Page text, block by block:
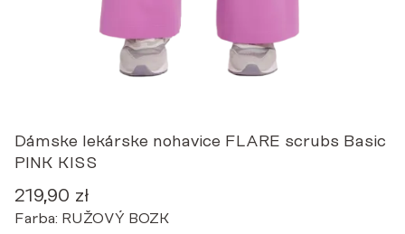
Dámske lekárske nohavice FLARE scrubs Basic
PINK KISS
219,90 zł
Farba: RUŽOVÝ BOZK